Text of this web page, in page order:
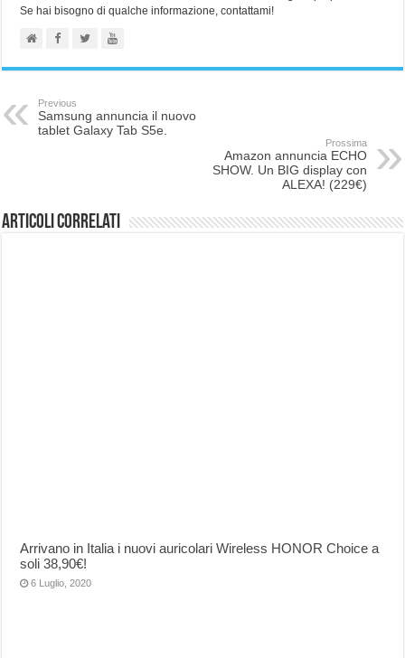
Se hai bisogno di qualche informazione, contattami!
Previous
Samsung annuncia il nuovo
tablet Galaxy Tab S5e.
Prossima
Amazon annuncia ECHO
SHOW. Un BIG display con
ALEXA! (229€)
Articoli correlati
Arrivano in Italia i nuovi auricolari Wireless HONOR Choice a
soli 38,90€!
6 Luglio, 2020